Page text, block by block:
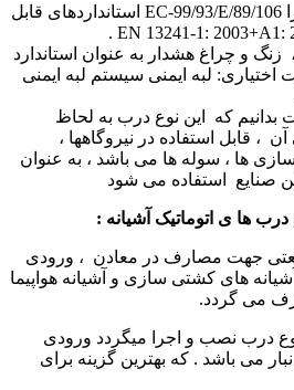
دستورالعمل های قابل اجرا 89/106/EC-99/93/E استانداردهای قابل
و چراغ هشدار به عنوان استاندارد
لبه ایمنی سیستم لبه ایمنی
بدانیم که این نوع درب به لحاظ
قابل استفاده در نیروگاهها ،
ها ، سوله ها می باشد ، به عنوان
صنایع استفاده می شود
ها ی اتوماتیک آشیانه :
جهت مصارف در معادن ، ورودی
های کشتی سازی و آشیانه هواپیما
می گردد.
نوع درب نصب و اجرا میگردد ورودی
می باشد . که بهترین گزینه برای